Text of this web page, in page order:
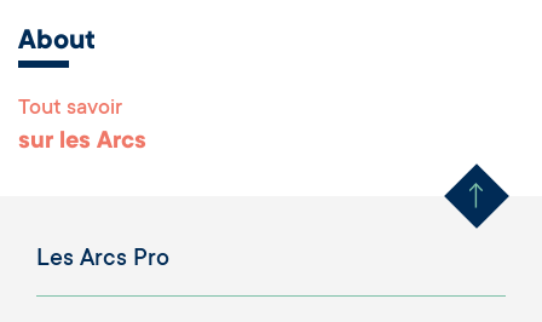
About
Tout savoir
sur les Arcs Remonter
Les Arcs Pro